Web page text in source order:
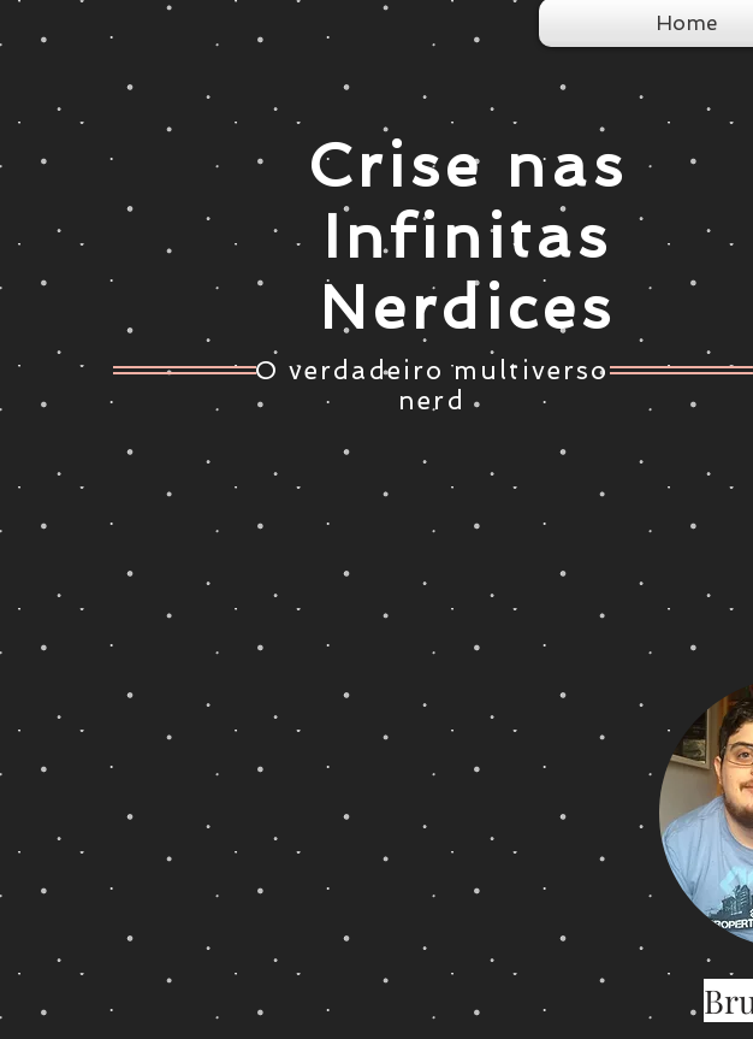
Home
Crise nas
Infinitas
Nerdices
O verdadeiro multiverso
nerd